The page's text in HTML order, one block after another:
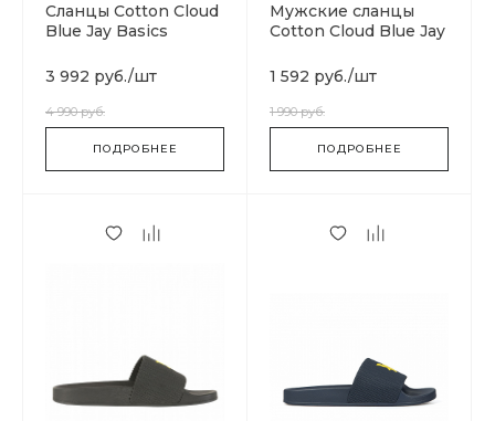
Сланцы Cotton Cloud
Blue Jay Basics
3 992 руб./шт
4 990 руб.
ПОДРОБНЕЕ
Мужские сланцы
Cotton Cloud Blue Jay
1 592 руб./шт
1 990 руб.
ПОДРОБНЕЕ